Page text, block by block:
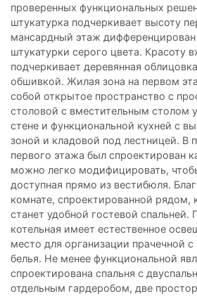
проверенных функциональных
штукатурка подчеркивает высоту
мансардный этаж
штукатурки серого цвета. Красоту
подчеркивает деревянная
обшивкой. Жилая зона на первом
собой открытое пространство с
столовой с вместительным столом
стене и функциональной кухней с
зоной и кладовой под лестницей. В
первого этажа был спроектирован
можно легко модифицировать,
доступная прямо из вестибюля.
комнате, спроектированной рядом,
станет удобной гостевой спальней.
котельная имеет естественное
место для организации прачечной
белья. Не менее функциональной
спроектирована спальня с
отдельным гардеробом, две